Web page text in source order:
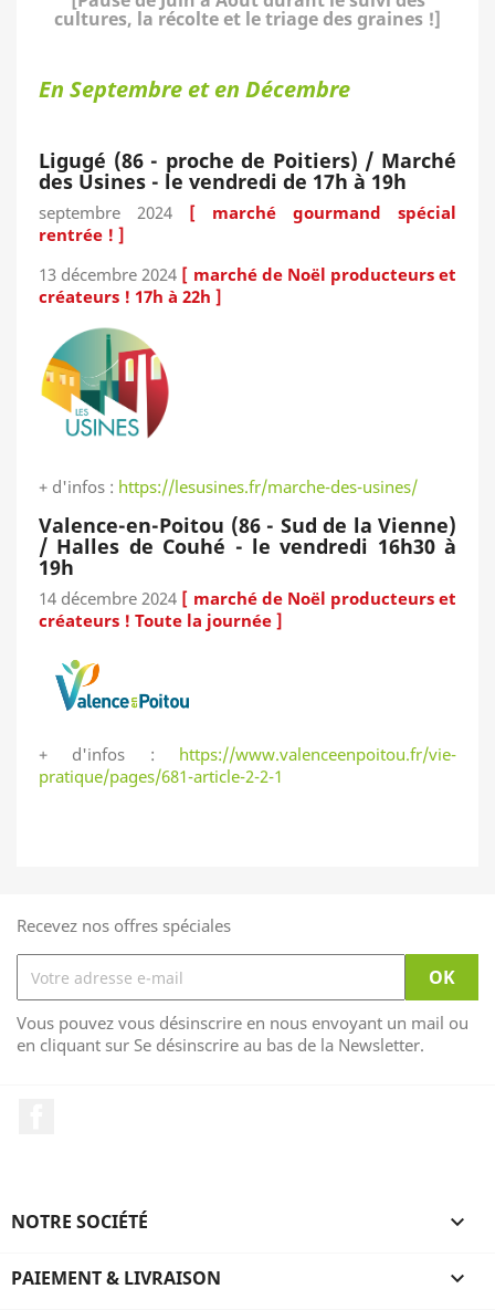
cultures, la récolte et le triage des graines !]
En Septembre et en Décembre
Ligugé (86 - proche de Poitiers) / Marché
des Usines - le vendredi de 17h à 19h
septembre 2024 [ marché gourmand spécial
rentrée ! ]
13 décembre 2024 [ marché de Noël producteurs et
créateurs ! 17h à 22h ]
+ d'infos : https://lesusines.fr/marche-des-usines/
Valence-en-Poitou (86 - Sud de la Vienne)
/ Halles de Couhé - le vendredi 16h30 à
19h
14 décembre 2024 [ marché de Noël producteurs et
créateurs ! Toute la journée ]
+ d'infos : https://www.valenceenpoitou.fr/vie-
pratique/pages/681-article-2-2-1
Recevez nos offres spéciales
Vous pouvez vous désinscrire en nous envoyant un mail ou
en cliquant sur Se désinscrire au bas de la Newsletter.
NOTRE SOCIÉTÉ 
PAIEMENT & LIVRAISON 